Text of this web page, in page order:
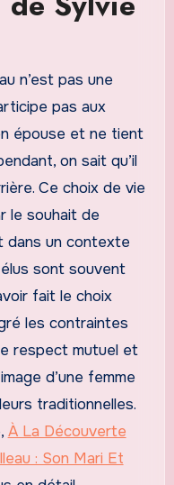
n’est pas une
pas aux
épouse et ne tient
on sait qu’il
Ce choix de vie
le souhait de
dans un contexte
sont souvent
fait le choix
les contraintes
respect mutuel et
d’une femme
traditionnelles.
À La Découverte
: Son Mari Et